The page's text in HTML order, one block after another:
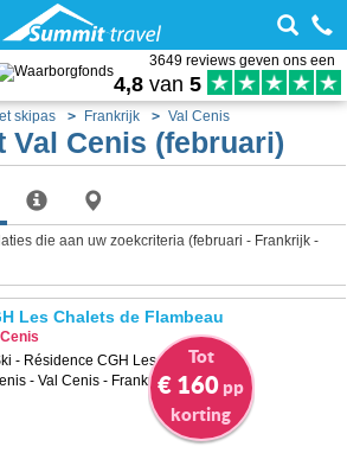
3649 reviews geven ons een
4,8 van 5
skipas Frankrijk Val Cenis
Val Cenis (februari)
die aan uw zoekcriteria (februari - Frankrijk -
Les Chalets de Flambeau
Tot
€ 160 pp
korting